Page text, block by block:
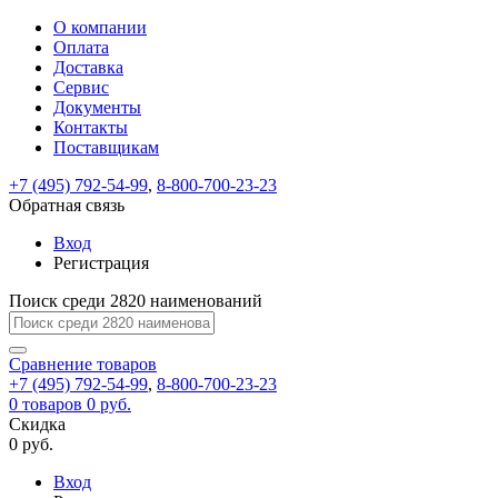
ВходРегистрация
test@example.com
отправлена
по
ней
завершения
регистрации.
Ок
Запомнить
меня
Забыли
Восстановление
пароля
Заполните
форму.
Мы
отправим
ссылку
указанный
электронный
перейдя
по
которой
вы
задать
На
вашу
почту
test@test.ru
ссылка.
Перейдите
по
для
смены
пароля.
Введите
новый
пароль
Сменить
Пароль
успешно
восстановлен
Обратная
связь
Сообщение
пользовательского
сообщение
успешно
отправлено.
О компании
Оплата
Доставка
Сервис
Документы
Контакты
Поставщикам
+7 (495) 792-54-99, 8-800-700-23-23
Обратная связь
Вход
Регистрация
Поиск среди 2820 наименований
Сравнение товаров
+7 (495) 792-54-99, 8-800-700-23-23
0 товаров 0 руб.
Скидка
0 руб.
Вход